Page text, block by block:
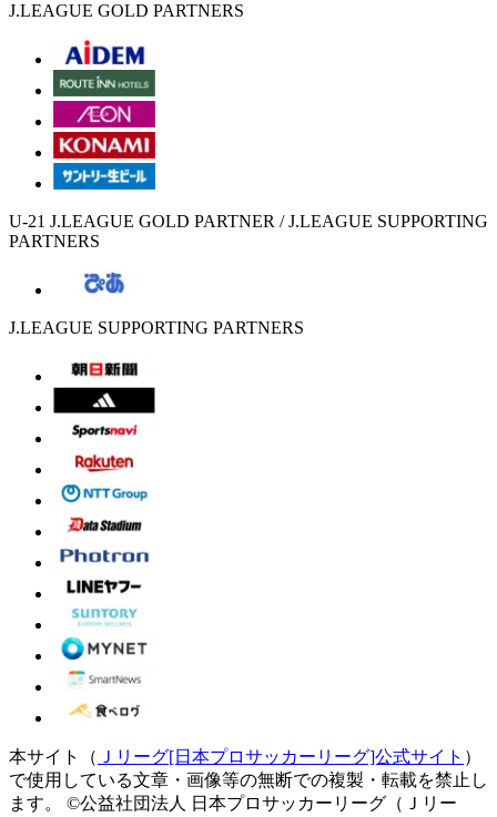
J.LEAGUE GOLD PARTNERS
U-21 J.LEAGUE GOLD PARTNER / J.LEAGUE SUPPORTING
PARTNERS
J.LEAGUE SUPPORTING PARTNERS
本サイト（ Ｊリーグ[日本プロサッカーリーグ]公式サイト ）
で使用している文章・画像等の無断での複製・転載を禁止し
ます。
©公益社団法人 日本プロサッカーリーグ（Ｊリー